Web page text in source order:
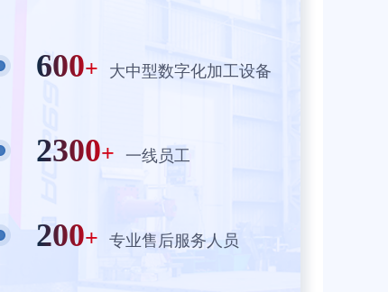
600+ 大中型数字化加工设备
2300+ 一线员工
200+ 专业售后服务人员